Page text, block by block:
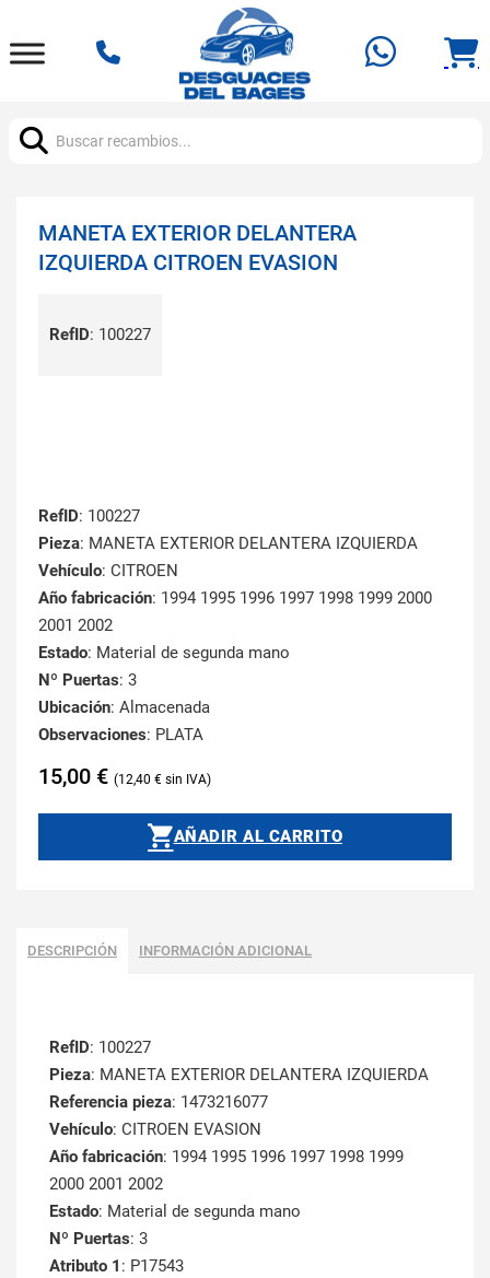
MANETA EXTERIOR DELANTERA
IZQUIERDA CITROEN EVASION
RefID: 100227
RefID: 100227
Pieza: MANETA EXTERIOR DELANTERA IZQUIERDA
Vehículo: CITROEN
Año fabricación: 1994 1995 1996 1997 1998 1999 2000
2001 2002
Estado: Material de segunda mano
Nº Puertas: 3
Ubicación: Almacenada
Observaciones: PLATA
15,00 € 12,40 €
AÑADIR AL CARRITO
DESCRIPCIÓN INFORMACIÓN ADICIONAL
RefID: 100227
Pieza: MANETA EXTERIOR DELANTERA IZQUIERDA
Referencia pieza: 1473216077
Vehículo: CITROEN EVASION
Año fabricación: 1994 1995 1996 1997 1998 1999
2000 2001 2002
Estado: Material de segunda mano
Nº Puertas: 3
Atributo 1 : P17543